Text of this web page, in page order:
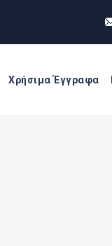
Χρήσιμα Έγγραφα